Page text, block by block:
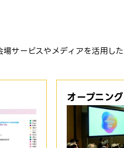
サービスやメディアを活用し
オープニン